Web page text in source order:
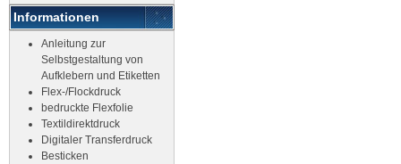
Informationen
Anleitung zur
Selbstgestaltung von
Aufklebern und Etiketten
Flex-/Flockdruck
bedruckte Flexfolie
Textildirektdruck
Digitaler Transferdruck
Besticken